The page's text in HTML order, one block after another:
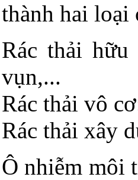
thành hai loại
Rác thải
vụn,...
Rác thải vô
Rác thải xây
Ô nhiễm môi